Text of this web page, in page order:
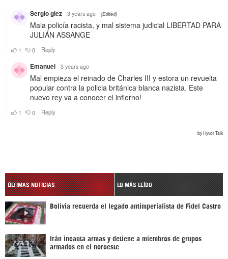
ÚLTIMAS NOTICIAS LO MÁS LEÍDO
Bolivia recuerda el legado antimperialista de Fidel Castro
Irán incauta armas y detiene a miembros de grupos
armados en el noroeste